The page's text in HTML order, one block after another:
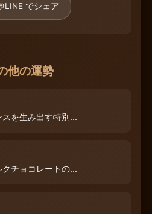
LINE でシェア
他の運勢
を生み出す特別...
チョコレートの...